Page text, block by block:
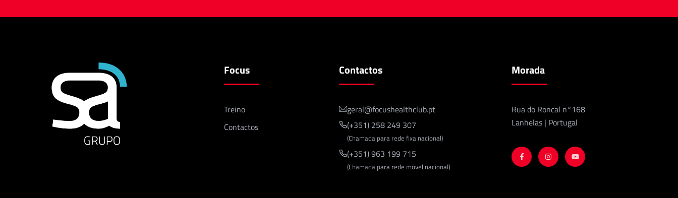
Focus
Treino
Contactos
Contactos
geral@focushealthclub.pt
(+351) 258 249 307
(Chamada para rede fixa nacional)
(+351) 963 199 715
(Chamada para rede móvel nacional)
Morada
Rua do Roncal n°168
Lanhelas | Portugal